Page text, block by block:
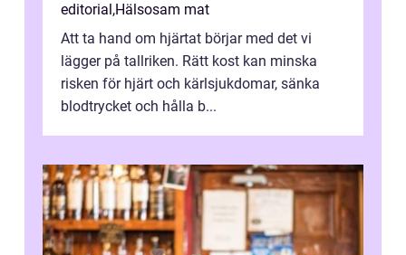
editorial ,Hälsosam mat
Att ta hand om hjärtat börjar med det vi
lägger på tallriken. Rätt kost kan minska
risken för hjärt och kärlsjukdomar, sänka
blodtrycket och hålla b...